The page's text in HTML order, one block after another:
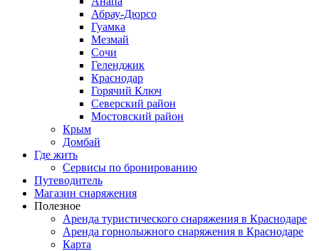
Абрау-Дюрсо
Гуамка
Мезмай
Сочи
Геленджик
Краснодар
Горячий Ключ
Северский район
Мостовский район
Крым
Домбай
Где жить
Сервисы по бронированию
Путеводитель
Магазин снаряжения
Полезное
Аренда туристического снаряжения в Краснодаре
Аренда горнолыжного снаряжения в Краснодаре
Карта